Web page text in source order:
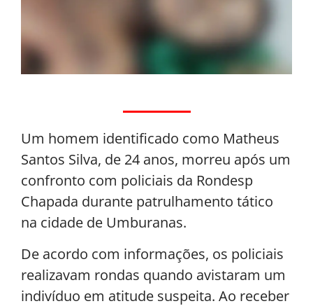
Um homem identificado como Matheus
Santos Silva, de 24 anos, morreu após um
confronto com policiais da Rondesp
Chapada durante patrulhamento tático
na cidade de Umburanas.
De acordo com informações, os policiais
realizavam rondas quando avistaram um
indivíduo em atitude suspeita. Ao receber